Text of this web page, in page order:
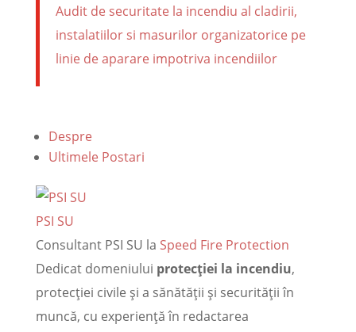
Audit de securitate la incendiu al cladirii,
instalatiilor si masurilor organizatorice pe
linie de aparare impotriva incendiilor
Despre
Ultimele Postari
PSI SU
Consultant PSI SU la Speed Fire Protection
Dedicat domeniului protecției la incendiu,
protecției civile și a sănătății și securității în
muncă, cu experiență în redactarea